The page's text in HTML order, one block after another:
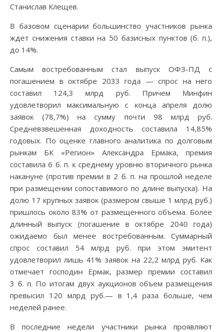
Станислав Клещев.
В базовом сценарии большинство участников рынка
ждет снижения ставки на 50 базисных пунктов (б. п.),
до 14%.
Самым востребованным стал выпуск ОФЗ-ПД с
погашением в октябре 2033 года — спрос на него
составил 124,3 млрд руб. Причем Минфин
удовлетворил максимальную с конца апреля долю
заявок (78,7%) на сумму почти 98 млрд руб.
Средневзвешенная доходность составила 14,85%
годовых. По оценке главного аналитика по долговым
рынкам БК «Регион» Александра Ермака, премия
составила 6 б. п. к среднему уровню вторичного рынка
накануне (против премии в 2 б. п. на прошлой неделе
при размещении сопоставимого по длине выпуска). На
долю 17 крупных заявок (размером свыше 1 млрд руб.)
пришлось около 83% от размещенного объема. Более
длинный выпуск (погашение в октябре 2040 года)
ожидаемо был менее востребованным. Суммарный
спрос составил 54 млрд руб. при этом эмитент
удовлетворил лишь 41% заявок на 22,2 млрд руб. Как
отмечает господин Ермак, размер премии составил
3 б. п. По итогам двух аукционов объем размещения
превысил 120 млрд руб.— в 1,4 раза больше, чем
неделей ранее.
В последние недели участники рынка проявляют